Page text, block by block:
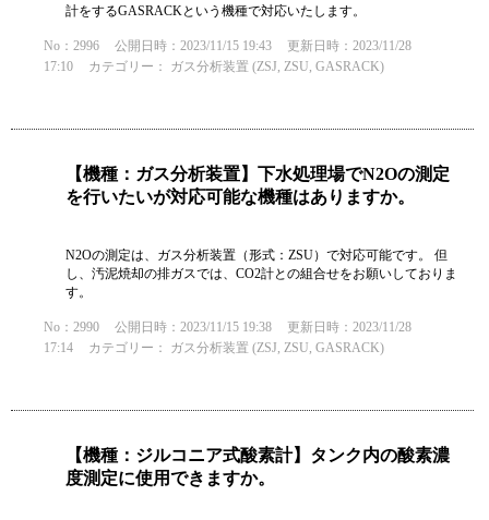
計をするGASRACKという機種で対応いたします。
No：2996 公開日時：2023/11/15 19:43
更新日時：2023/11/28
17:10
カテゴリー： ガス分析装置 (ZSJ, ZSU, GASRACK)
【機種：ガス分析装置】下水処理場でN2Oの測定
を行いたいが対応可能な機種はありますか。
N2Oの測定は、ガス分析装置（形式：ZSU）で対応可能です。 但
し、汚泥焼却の排ガスでは、CO2計との組合せをお願いしておりま
す。
No：2990 公開日時：2023/11/15 19:38
更新日時：2023/11/28
17:14
カテゴリー： ガス分析装置 (ZSJ, ZSU, GASRACK)
【機種：ジルコニア式酸素計】タンク内の酸素濃
度測定に使用できますか。